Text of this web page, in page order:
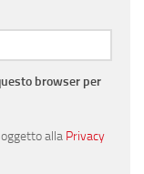
browser per
alla Privacy